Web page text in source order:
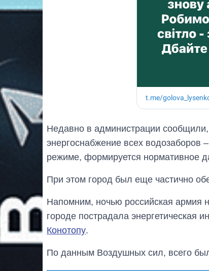
Недавно в администрации сообщили,
энергоснабжение всех водозаборов
режиме, формируется нормативное
При этом город был еще частично
Напомним, ночью российская армия
городе пострадала энергетическая
Конотопу.
По данным Воздушных сил, всего